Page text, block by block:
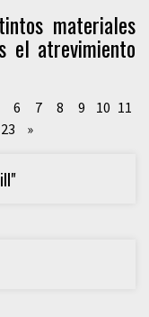
materiales
el atrevimiento
6 7 8 9 10 11
23 »